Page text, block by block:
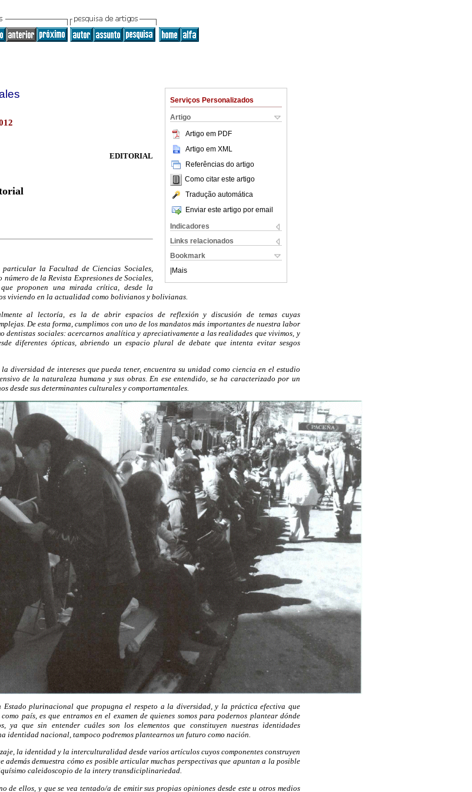
Serviços Personalizados
Artigo
Artigo em PDF
Artigo em XML
Referências do artigo
Como citar este artigo
Tradução automática
Enviar este artigo por email
Indicadores
Links relacionados
Bookmark
Mais
EDITORIAL
la Facultad de Ciencias Sociales,
de la Revista Expresiones de Sociales,
proponen una mirada crítica, desde la
viviendo en la actualidad como bolivianos y bolivianas.
al lectoría, es la de abrir espacios de reflexión y discusión de temas cuyas
De esta forma, cumplimos con uno de los mandatos más importantes de nuestra labor
dentistas sociales: acercarnos analítica y apreciativamente a las realidades que vivimos, y
diferentes ópticas, abriendo un espacio plural de debate que intenta evitar sesgos
diversidad de intereses que pueda tener, encuentra su unidad como ciencia en el estudio
de la naturaleza humana y sus obras. En ese entendido, se ha caracterizado por un
desde sus determinantes culturales y comportamentales.
plurinacional que propugna el respeto a la diversidad, y la práctica efectiva que
país, es que entramos en el examen de quienes somos para podernos plantear dónde
ya que sin entender cuáles son los elementos que constituyen nuestras identidades
identidad nacional, tampoco podremos plantearnos un futuro como nación.
la identidad y la interculturalidad desde varios artículos cuyos componentes construyen
además demuestra cómo es posible articular muchas perspectivas que apuntan a la posible
caleidoscopio de la intery transdiciplinariedad.
de ellos, y que se vea tentado/a de emitir sus propias opiniones desde este u otros medios